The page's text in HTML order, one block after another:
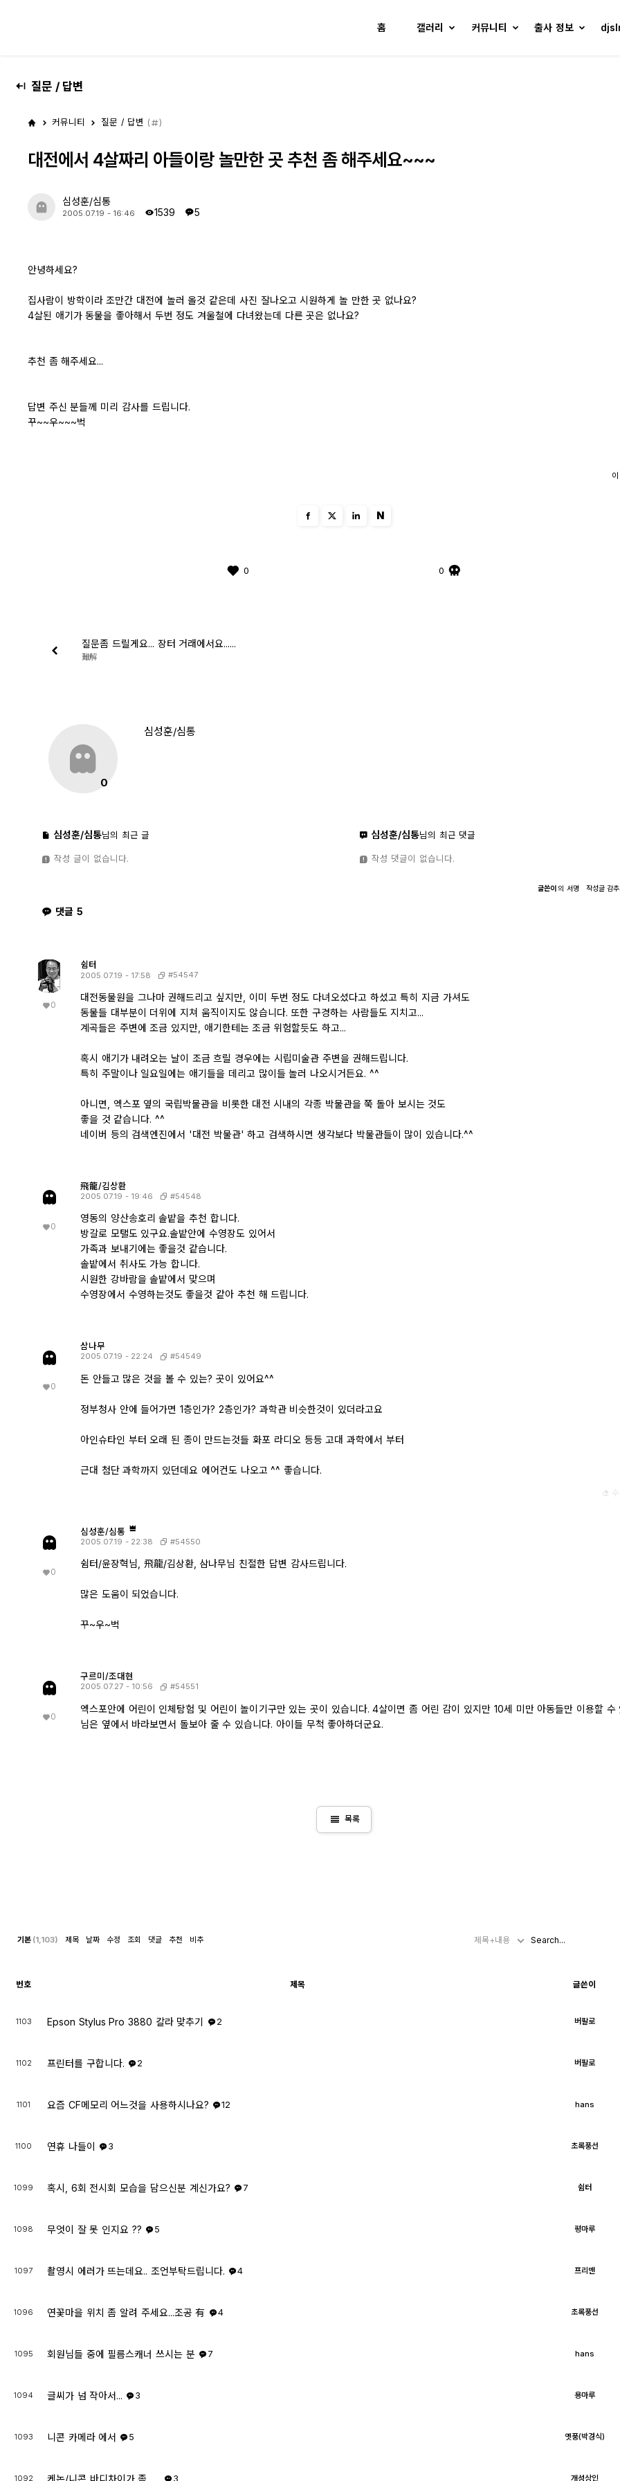
홈 갤러리 커뮤니티 출사 정보
질문 / 답변
커뮤니티 질문 / 답변 ( )
대전에서 4살짜리 아들이랑 놀만한 곳 추천 좀 해주세요~~~
심성훈/심통
2005.07.19 - 16:46 1539 5
안녕하세요?
집사람이 방학이라 조만간 대전에 놀러 올것 같은데 사진 잘나오고 시원하게 놀 만한 곳 없나요?
4살된 애기가 동물을 좋아해서 두번 정도 겨울철에 다녀왔는데 다른 곳은 없나요?
추천 좀 해주세요...
답변 주신 분들께 미리 감사를 드립니다.
꾸~~우~~~벅
N
0 0
질문좀 드릴게요... 장터 거래에서요......
難解
0
심성훈/심통
심성훈/심통님의 최근 글
작성 글이 없습니다.
심성훈/심통님의 최근 댓글
작성 댓글이 없습니다.
글쓴이의 서명 작성글감추
댓글 5
0
쉼터
2005.07.19 - 17:58 #54547
대전동물원을 그나마 권해드리고 싶지만, 이미 두번 정도 다녀오셨다고 하셨고 특히 지금 가셔도
동물들 대부분이 더위에 지쳐 움직이지도 않습니다. 또한 구경하는 사람들도 지치고...
계곡들은 주변에 조금 있지만, 애기한테는 조금 위험할듯도 하고...
혹시 애기가 내려오는 날이 조금 흐릴 경우에는 시립미술관 주변을 권해드립니다.
특히 주말이나 일요일에는 애기들을 데리고 많이들 놀러 나오시거든요. ^^
아니면, 엑스포 옆의 국립박물관을 비롯한 대전 시내의 각종 박물관을 쭉 돌아 보시는 것도
좋을 것 같습니다. ^^
네이버 등의 검색엔진에서 '대전 박물관' 하고 검색하시면 생각보다 박물관들이 많이 있습니다.^^
0
飛龍/김상환
2005.07.19 - 19:46 #54548
영동의 양산송호리 솔밭을 추천 합니다.
방갈로 모탤도 있구요.솔밭안에 수영장도 있어서
가족과 보내기에는 좋을것 같습니다.
솔밭에서 취사도 가능 합니다.
시원한 강바람을 솔밭에서 맞으며
수영장에서 수영하는것도 좋을것 같아 추천 해 드립니다.
0
삼나무
2005.07.19 - 22:24 #54549
돈 안들고 많은 것을 볼 수 있는? 곳이 있어요^^
정부청사 안에 들어가면 1층인가? 2층인가? 과학관 비슷한것이 있더라고요
아인슈타인 부터 오래 된 종이 만드는것들 화포 라디오 등등 고대 과학에서 부터
근대 첨단 과학까지 있던데요 에어컨도 나오고 ^^ 좋습니다.
0
심성훈/심통
2005.07.19 - 22:38 #54550
쉼터/윤장혁님, 飛龍/김상환, 삼나무님 친절한 답변 감사드립니다.
많은 도움이 되었습니다.
꾸~우~벅
0
구르미/조대현
2005.07.27 - 10:56 #54551
엑스포안에 어린이 인체탐험 및 어린이 놀이기구만 있는 곳이 있습니다. 4살이면 좀 어린 감이 있지만 10세 미만 아동들만 이용할 수
님은 옆에서 바라보면서 돌보아 줄 수 있습니다. 아이들 무척 좋아하더군요.
view_headline 목록
기본 (1,103) 제목 날짜 수정 조회 댓글 추천 비추 제목+내용
번호 제목 글쓴이
1103 Epson Stylus Pro 3880 칼라 맞추기 2 버팔로
1102 프린터를 구합니다. 2 버팔로
1101 요즘 CF메모리 어느것을 사용하시나요? 12 hans
1100 연휴 나들이 3 초록풍선
1099 혹시, 6회 전시회 모습을 담으신분 계신가요? 7 쉼터
1098 무엇이 잘 못 인지요 ?? 5 평마루
1097 촬영시 에러가 뜨는데요.. 조언부탁드립니다. 4 프리맨
1096 연꽃마을 위치 좀 알려 주세요...조공 有 4 초록풍선
1095 회원님들 중에 필름스캐너 쓰시는 분 7 hans
1094 글씨가 넘 작아서... 3 용마루
1093 니콘 카메라 에서 5 옛풍(박경식)
1092 케논/니콘 바디차이가 좀 ..... 3 개성상인